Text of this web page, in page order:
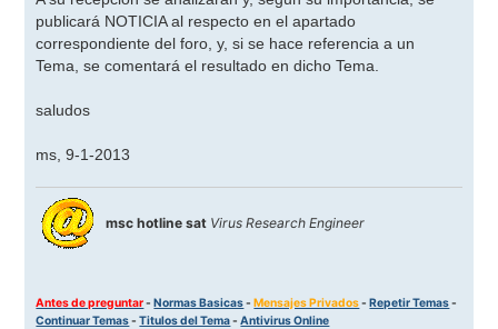
publicará NOTICIA al respecto en el apartado
correspondiente del foro, y, si se hace referencia a un
Tema, se comentará el resultado en dicho Tema.
saludos
ms, 9-1-2013
msc hotline sat Virus Research Engineer
Antes de preguntar-Normas Basicas-Mensajes Privados-Repetir Temas-
Continuar Temas-Titulos del Tema-Antivirus Online